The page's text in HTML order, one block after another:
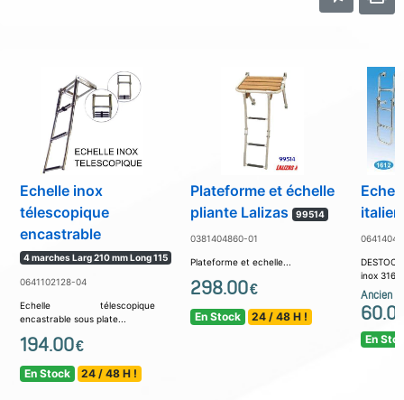
Echelle inox
télescopique
encastrable
4 marches Larg 210 mm Long 115
0641102128-04
Echelle télescopique
encastrable sous plate...
194.00€
En Stock 24 / 48 H !
Plateforme et échelle
pliante Lalizas
99514
0381404860-01
Plateforme et echelle...
298.00€
En Stock 24 / 48 H !
inox 316
Ancien
En